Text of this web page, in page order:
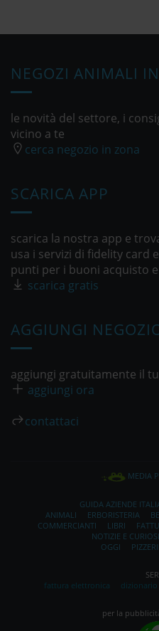
NEGOZI ANIMALI
le novità del settore, i
vicino a te
cerca negozio in zona
SCARICA APP
scarica la nostra app e
usa i servizi di fidelity card
punti per i buoni acquisto
scarica gratis
AGGIUNGI
aggiungi gratuitamente il
aggiungi ora
contattaci
MEDIA
GUIDA AZIENDE
ANIMALI
ERBORISTERIA
COMMERCIANTI
LIBRI
NOTIZIE E
OGGI
fattura elettronica
per la